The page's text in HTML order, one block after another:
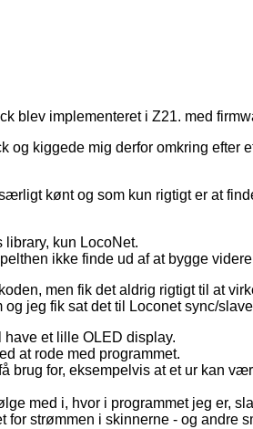
blev implementeret i Z21. med
og kiggede mig derfor omkring
kønt og som kun rigtigt er at
kun LocoNet.
ikke finde ud af at bygge
men fik det aldrig rigtigt til at
jeg fik sat det til Loconet sync/
et lille OLED display.
at rode med programmet.
brug for, eksempelvis at et ur kan
med i, hvor i programmet jeg er,
strømmen i skinnerne - og andre